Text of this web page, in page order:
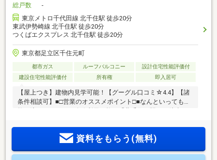
総戸数
-
東京メトロ千代田線 北千住駅 徒歩20分
東武伊勢崎線 北千住駅 徒歩20分
つくばエクスプレス 北千住駅 徒歩20分
東京都足立区千住元町
都市ガス ルーフバルコニー
設計住宅性能評価付
建設住宅性能評価付
所有権 即入居可
【屋上つき】建物内見学可能！【グーグル口コミ☆4.4】【諸
条件相談可】■□営業のオススメポイント□■なんといっても価
屋上から荒川の花火大会も見れます・全室照明設置しており
ます・4000万円前半の物件の為、毎月のお支払いも抑えるこ
資料をもらう(無料)